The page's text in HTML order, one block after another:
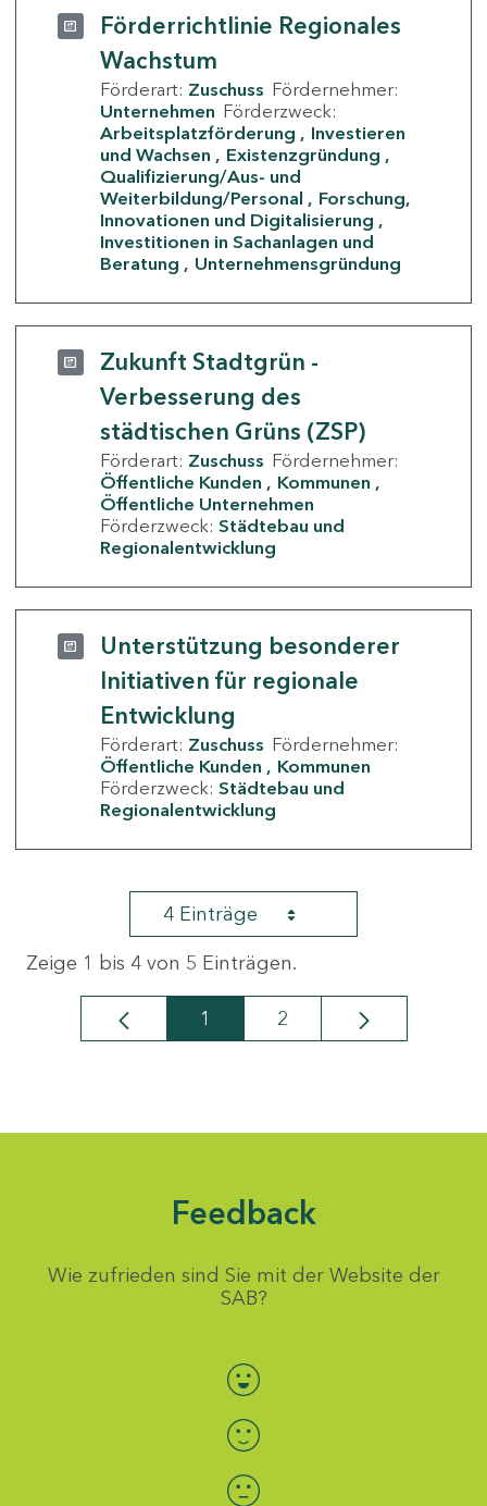
Förderrichtlinie Regionales
Wachstum
Förderart: Zuschuss Fördernehmer:
Unternehmen Förderzweck:
Arbeitsplatzförderung
Investieren
und Wachsen
Existenzgründung
Qualifizierung/Aus- und
Weiterbildung/Personal
Forschung,
Innovationen und Digitalisierung
Investitionen in Sachanlagen und
Beratung
Unternehmensgründung
Zukunft Stadtgrün -
Verbesserung des
städtischen Grüns (ZSP)
Förderart: Zuschuss Fördernehmer:
Öffentliche Kunden
Kommunen
Öffentliche Unternehmen
Förderzweck: Städtebau und
Regionalentwicklung
Unterstützung besonderer
Initiativen für regionale
Entwicklung
Förderart: Zuschuss Fördernehmer:
Öffentliche Kunden
Kommunen
Förderzweck: Städtebau und
Regionalentwicklung
4 Einträge
Zeige 1 bis 4 von 5 Einträgen.
Seite
1 Seite
2
Feedback
Wie zufrieden sind Sie mit der Website der
SAB?
Bewertung auswählen